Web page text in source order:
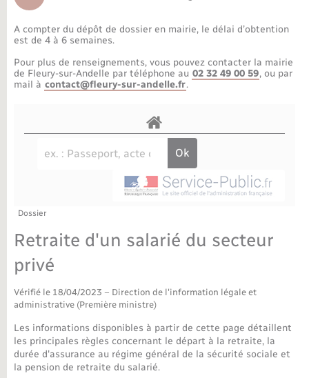
Parrainage civil
Recensement militaire
Petite enfance
Info jeunes
Associations
Bibliothèques
Sport
Tourisme
Nouvel habitant
Nouvelle activité
Bornes de recharge électrique
Travaux - Autorisation d’occupation de l’espace
public
Publications
Agenda
La Communauté de communes
A compter du dépôt de dossier en mairie, le délai d’obtention
est de 4 à 6 semaines.
Pour plus de renseignements, vous pouvez contacter la mairie
de Fleury-sur-Andelle par téléphone au 02 32 49 00 59, ou par
mail à contact@fleury-sur-andelle.fr.
Dossier
Retraite d'un salarié du secteur
privé
Vérifié le 18/04/2023 – Direction de l'information légale et
administrative (Première ministre)
Les informations disponibles à partir de cette page détaillent
les principales règles concernant le départ à la retraite, la
durée d'assurance au régime général de la sécurité sociale et
la pension de retraite du salarié.